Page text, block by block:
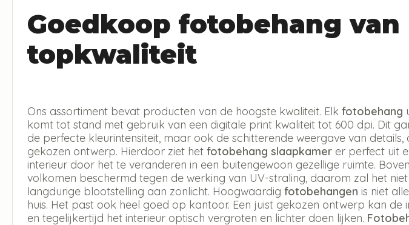
Goedkoop fotobehang van
topkwaliteit
Ons assortiment bevat producten van de hoogste kwaliteit. Elk fotobehang
komt tot stand met gebruik van een digitale print kwaliteit tot 600 dpi. Dit
de perfecte kleurintensiteit, maar ook de schitterende weergave van details,
gekozen ontwerp. Hierdoor ziet het fotobehang slaapkamer er perfect uit
interieur door het te veranderen in een buitengewoon gezellige ruimte.
volkomen beschermd tegen de werking van UV-straling, daarom zal het
langdurige blootstelling aan zonlicht. Hoogwaardig fotobehangen is niet
huis. Het past ook heel goed op kantoor. Een juist gekozen ontwerp kan de
en tegelijkertijd het interieur optisch vergroten en lichter doen lijken.